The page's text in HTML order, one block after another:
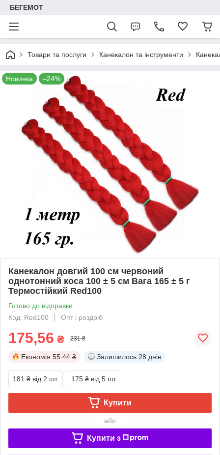
БЕГЕМОТ
Товари та послуги Канекалон та інструменти
Новинка –24%
Канекалон довгий 100 см червоний
однотонний коса 100 ± 5 см Вага 165 ± 5 г
Термостійкий Red100
Готово до відправки
Код: Red100
Опт і роздріб
175,56 ₴ 231 ₴
Економія 55.44 ₴ Залишилось 28 днів
181 ₴ від 2 шт. 175 ₴ від 5 шт.
Купити
або
Купити з